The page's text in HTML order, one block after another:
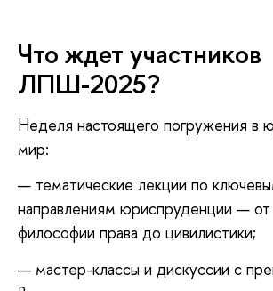
Что ждет участников
ЛПШ-2025?
Неделя настоящего погружения в
мир:
— тематические лекции по
направлениям юриспруденции —
философии права до цивилистики;
— мастер-классы и дискуссии с